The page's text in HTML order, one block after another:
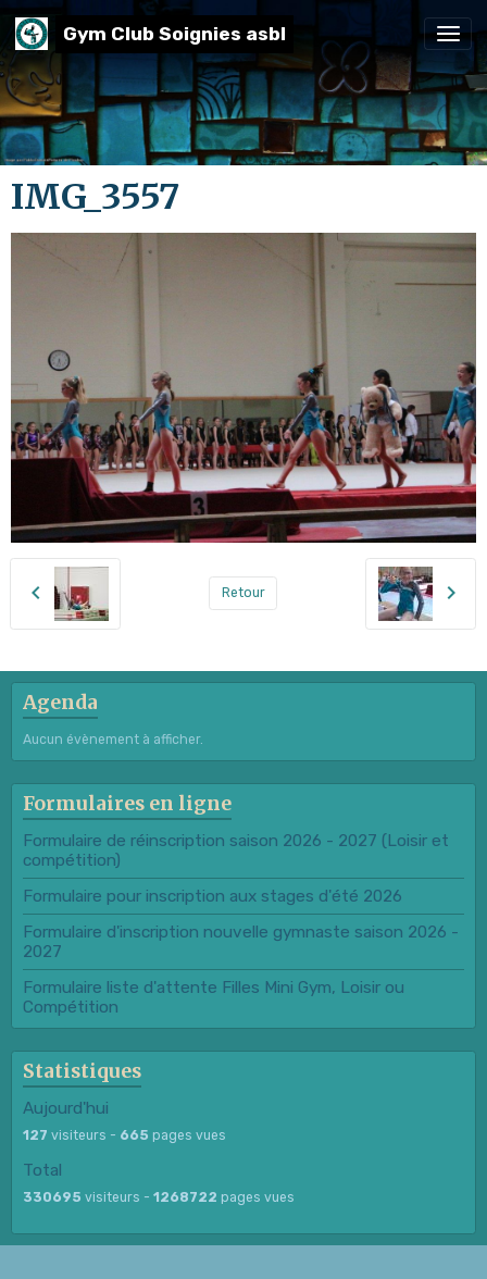
Gym Club Soignies asbl
IMG_3557
Retour
Agenda
Aucun évènement à afficher.
Formulaires en ligne
Formulaire de réinscription saison 2026 - 2027 (Loisir et
compétition)
Formulaire pour inscription aux stages d'été 2026
Formulaire d'inscription nouvelle gymnaste saison 2026 -
2027
Formulaire liste d'attente Filles Mini Gym, Loisir ou
Compétition
Statistiques
Aujourd'hui
127 visiteurs - 665 pages vues
Total
330695 visiteurs - 1268722 pages vues